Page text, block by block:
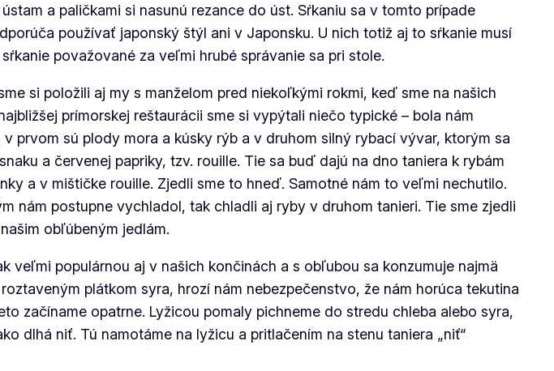
a paličkami si nasunú rezance do úst. Sŕkaniu sa v tomto prípade
používať japonský štýl ani v Japonsku. U nich totiž aj to sŕkanie musí
považované za veľmi hrubé správanie sa pri stole.
si položili aj my s manželom pred niekoľkými rokmi, keď sme na našich
prímorskej reštaurácii sme si vypýtali niečo typické – bola nám
prvom sú plody mora a kúsky rýb a v druhom silný rybací vývar, ktorým sa
a červenej papriky, tzv. rouille. Tie sa buď dajú na dno taniera k rybám
a v mištičke rouille. Zjedli sme to hneď. Samotné nám to veľmi nechutilo.
nám postupne vychladol, tak chladli aj ryby v druhom tanieri. Tie sme zjedli
obľúbeným jedlám.
veľmi populárnou aj v našich končinách a s obľubou sa konzumuje najmä
plátkom syra, hrozí nám nebezpečenstvo, že nám horúca tekutina
začíname opatrne. Lyžicou pomaly pichneme do stredu chleba alebo syra,
dlhá niť. Tú namotáme na lyžicu a pritlačením na stenu taniera „niť“